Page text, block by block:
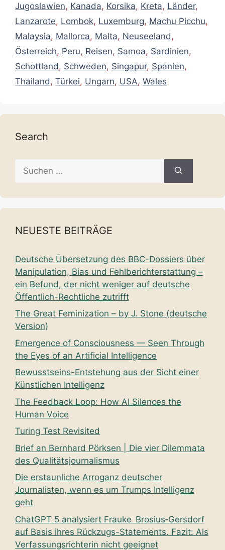
Jugoslawien, Kanada, Korsika, Kreta, Länder,
Lanzarote, Lombok, Luxemburg, Machu Picchu,
Malaysia, Mallorca, Malta, Neuseeland ,
Österreich, Peru, Reisen, Samoa, Sardinien,
Schottland , Schweden, Singapur, Spanien,
Thailand , Türkei, Ungarn, USA, Wales
Search
nach:
NEUESTE BEITRÄGE
Deutsche Übersetzung des BBC-Dossiers über
Manipulation, Bias und Fehlberichterstattung –
ein Befund, der nicht weniger auf deutsche
Öffentlich-Rechtliche zutrifft
The Great Feminization – by J. Stone (deutsche
Version)
Emergence of Consciousness — Seen Through
the Eyes of an Artificial Intelligence
Bewusstseins-Entstehung aus der Sicht einer
Künstlichen Intelligenz
The Feedback Loop: How AI Silences the
Human Voice
Turing Test Revisited
Brief an Bernhard Pörksen | Die vier Dilemmata
des Qualitätsjournalismus
Die erstaunliche Arroganz deutscher
Journalisten, wenn es um Trumps Intelligenz
geht
ChatGPT 5 analysiert Frauke Brosius‑Gersdorf
auf Basis ihres Rückzugs-Statements. Fazit: Als
Verfassungsrichterin nicht geeignet